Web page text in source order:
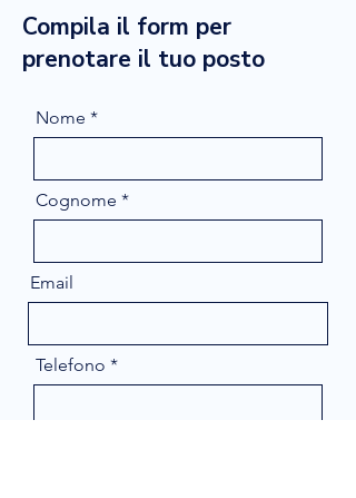
Compila il form per
prenotare il tuo posto
Nome
Cognome
Email
Telefono